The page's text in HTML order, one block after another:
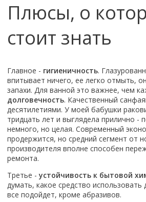
Комплектующие для ванн
Каркас
Ножки
Экраны под ванну
Гидромассажные системы
Wirpool
Китай
Недорогие
Дорогие
Уцененные
Топ брендов
Domani-spa
River
Welt-wasser
Esbano
Смотреть все
Угловая
Прямоугольные
Форма
Закругленная
Гофры
Канализационный выпуск
Патрубки
Сиденья
Смотреть все
С отверстием под смеситель
С пьедесталом
С полупьедесталом
Для дачи
Для ванной
Умывальник-столешница
Уличный
Смотреть все
Пьедесталы
Пьедесталы
Полупьедесталы
Италия
Россия
Смотреть все
40 см
50 см
60 см
65 см
Смотреть все
Германия
Сербия
Смотреть все
Страна производитель
Германия
Испания
Польша
Смотреть все
Чистящие средства
Grass
Karcher
O2 минерал
Vega
Страна производитель
Германия
Китай
Смотреть все
Пылесосы
Мойки высокого давления
Пароочистители
Подметальные машины
Гладильные доски
Насосы
Аккумуляторные воздуходувки
Этажерки, стеллажи, полки
Плюсы, о
стоит знать
Главное - гигиеничность.
впитывает ничего, ее легко отмыть,
запахи. Для ванной это важнее, чем
долговечность. Качественный
десятилетиями. У моей бабушки
тридцать лет и выглядела прилично -
немного, но целая. Современный
продержится, но средний сегмент от
производителя вполне способен
ремонта.
Третье -устойчивость к бытовой
думать, какое средство
все подойдет, кроме абразивов.